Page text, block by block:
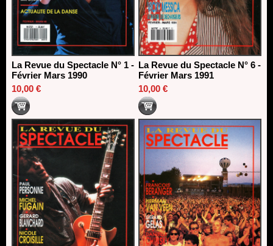
La Revue du Spectacle N° 1 -
Février Mars 1990
10,00 €
La Revue du Spectacle N° 6 -
Février Mars 1991
10,00 €